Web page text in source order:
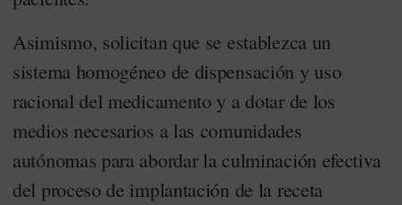
Asimismo, solicitan que se establezca un
sistema homogéneo de dispensación y uso
racional del medicamento y a dotar de los
medios necesarios a las comunidades
autónomas para abordar la culminación efectiva
del proceso de implantación de la receta